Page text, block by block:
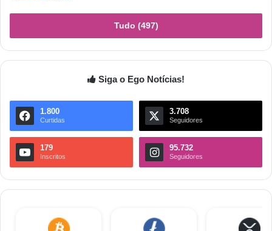
Tudo (497)
Siga o Ego Notícias!
1.800
Curtidas
3.708
Seguidores
179
Inscritos
95.732
Seguidores